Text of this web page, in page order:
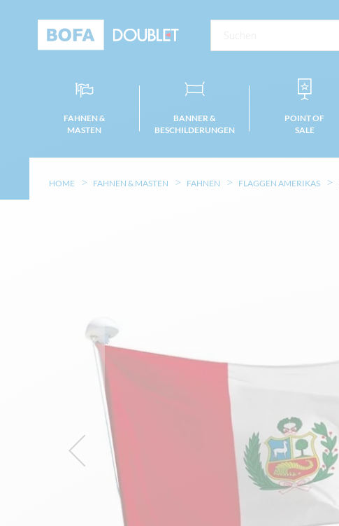
FAHNEN &
MASTEN
BANNER &
BESCHILDERUNGEN
POINT OF
SALE
HOME FAHNEN & MASTEN FAHNEN FLAGGEN AMERIKAS